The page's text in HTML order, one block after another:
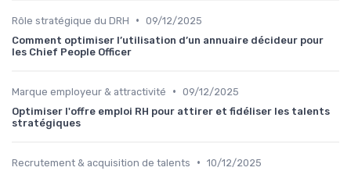
Rôle stratégique du DRH • 09/12/2025
Comment optimiser l’utilisation d’un annuaire décideur pour
les Chief People Officer
Marque employeur & attractivité • 09/12/2025
Optimiser l'offre emploi RH pour attirer et fidéliser les talents
stratégiques
Recrutement & acquisition de talents • 10/12/2025